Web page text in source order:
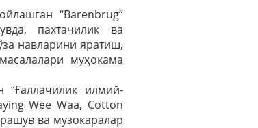
“Barenbrug”
пахтачилик ва
навларини яратиш,
муҳокама
илмий-
Wee Waa, Cotton
ва музокаралар